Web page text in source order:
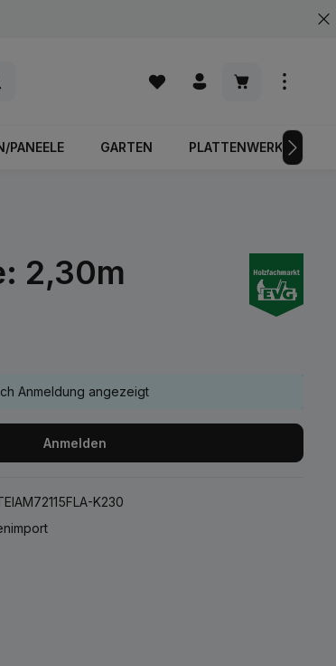
Warenkorb
PANEELE GARTEN PLATTENWERKSTOFFE
2,30m
Anmeldung angezeigt
Anmelden
K230